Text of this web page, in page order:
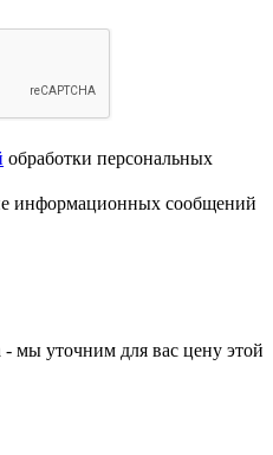
обработки персональных
информационных сообщений
- мы уточним для вас цену этой